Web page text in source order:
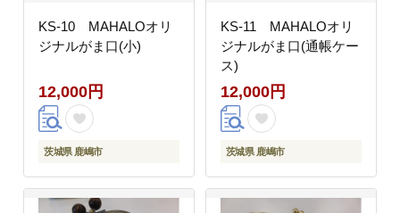
KS-10 MAHALOオリ
ジナルがま口(小)
12,000円
茨城県 鹿嶋市
KS-11 MAHALOオリ
ジナルがま口(通帳ケー
ス)
12,000円
茨城県 鹿嶋市